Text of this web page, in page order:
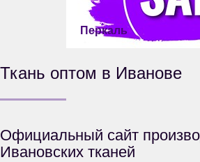
Перкаль
Ткань оптом в Иванове
Официальный сайт
Ивановских тканей